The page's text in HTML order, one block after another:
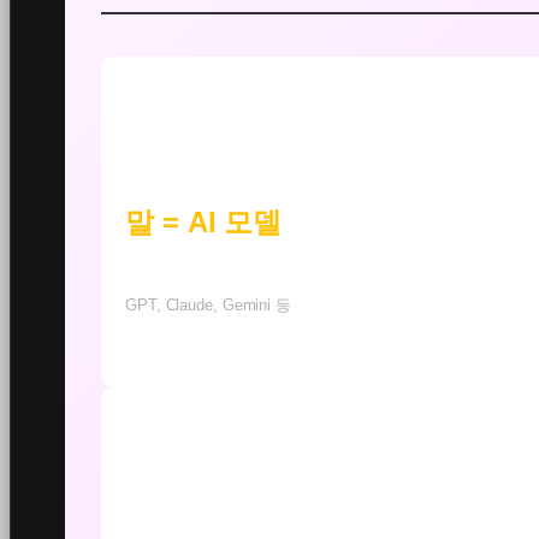
말 = AI 모델
GPT, Claude, Gemini 등